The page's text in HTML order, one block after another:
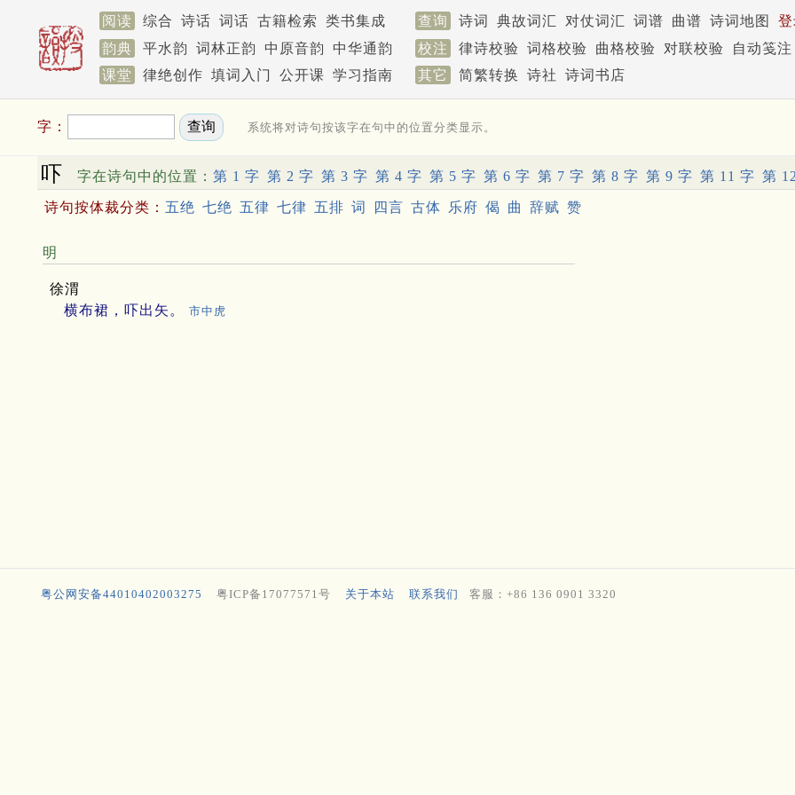
阅读 综合 诗话 词话 古籍检索 类书集成 查询 诗词 典故词汇 对仗词汇 词谱 曲谱 诗词地图
韵典
平水韵 词林正韵 中原音韵 中华通韵 校注 律诗校验 词格校验 曲格校验 对联校验
自动笺注
课堂
律绝创作 填词入门 公开课 学习指南 其它 简繁转换 诗社 诗词书店
字： 系统将对诗句按该字在句中的位置分类显示。
吓 字在诗句中的位置： 第 1 字 第 2 字 第 3 字 第 4 字 第 5 字 第 6 字 第 7 字 第 8 字 第 9 字 第 11 字 第
诗句按体裁分类： 五绝 七绝 五律 七律 五排 词 四言 古体 乐府 偈 曲 辞赋 赞
明
徐渭
横布裙，吓出矢。
市中虎
粤公网安备44010402003275 粤ICP备17077571号 关于本站 联系我们 客服：+86 136 0901 3320